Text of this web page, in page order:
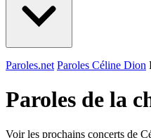
Paroles.net Paroles Céline Dion
Paroles de la
Voir les prochains concerts de